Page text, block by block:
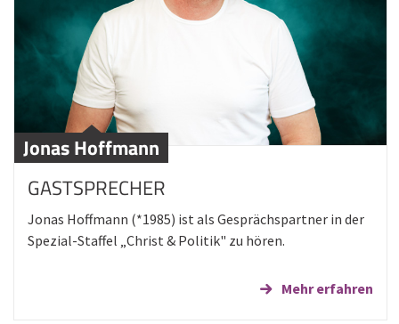
Jonas Hoffmann
GASTSPRECHER
Jonas Hoffmann (*1985) ist als Gesprächspartner in der
Spezial-Staffel „Christ & Politik" zu hören.
Mehr erfahren